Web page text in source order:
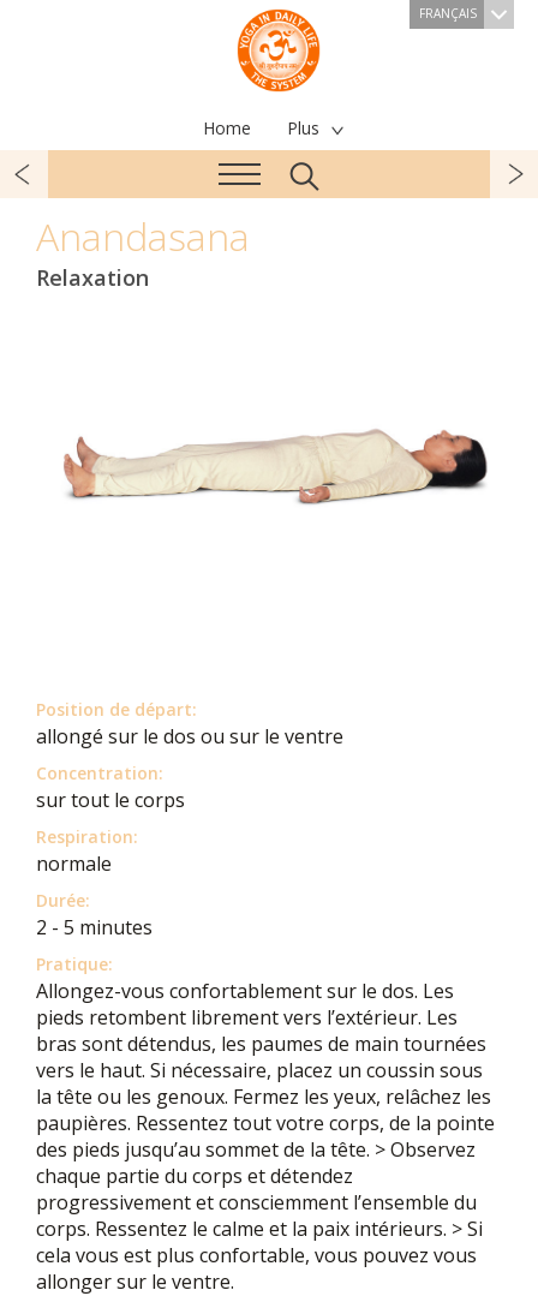
FRANÇAIS
Home Plus
Anandasana
Relaxation
Position de départ:
allongé sur le dos ou sur le ventre
Concentration:
sur tout le corps
Respiration:
normale
Durée:
2 - 5 minutes
Pratique:
Allongez-vous confortablement sur le dos. Les
pieds retombent librement vers l’extérieur. Les
bras sont détendus, les paumes de main tournées
vers le haut. Si nécessaire, placez un coussin sous
la tête ou les genoux. Fermez les yeux, relâchez les
paupières. Ressentez tout votre corps, de la pointe
des pieds jusqu’au sommet de la tête. > Observez
chaque partie du corps et détendez
progressivement et consciemment l’ensemble du
corps. Ressentez le calme et la paix intérieurs. > Si
cela vous est plus confortable, vous pouvez vous
allonger sur le ventre.